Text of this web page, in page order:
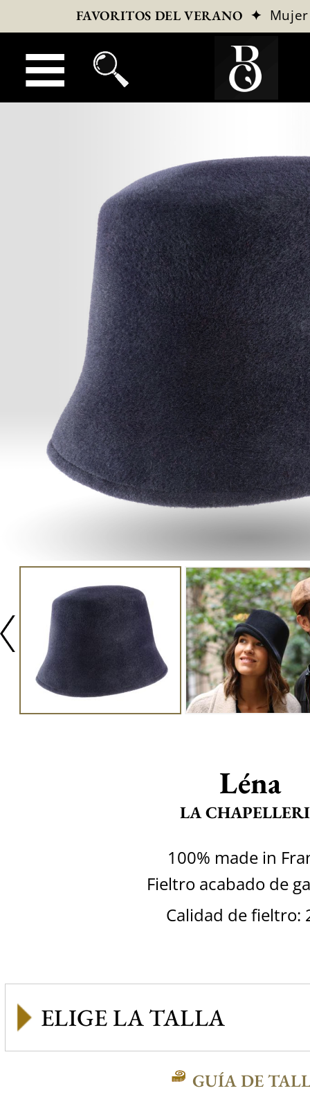
FAVORITOS DEL VERANO ✦ Mujer
Léna
LA
100% made in
Fieltro acabado de
Calidad de fieltro:
GUÍA DE